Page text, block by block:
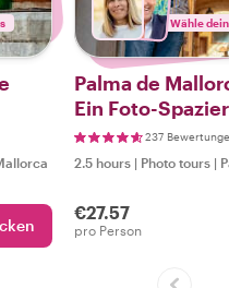
Wähle
Palma de
Ein Foto-
237
2.5 hours | Photo tours |
€27.57
pro Person